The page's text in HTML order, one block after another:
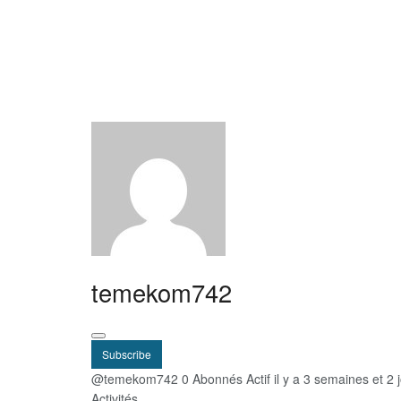
temekom742
Subscribe
@temekom742 0 Abonnés Actif il y a 3 semaines et 2